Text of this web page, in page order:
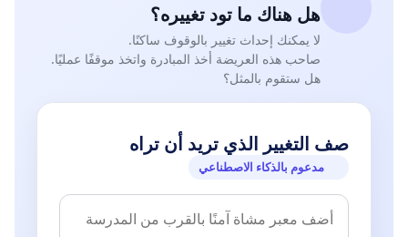
هل هناك ما تود تغييره؟
لا يمكنك إحداث تغيير بالوقوف ساكنًا.
صاحب هذه العريضة أخذ المبادرة واتخذ موقفًا عمليًا.
هل ستقوم بالمثل؟
صف التغيير الذي تريد أن تراه
مدعوم بالذكاء الاصطناعي